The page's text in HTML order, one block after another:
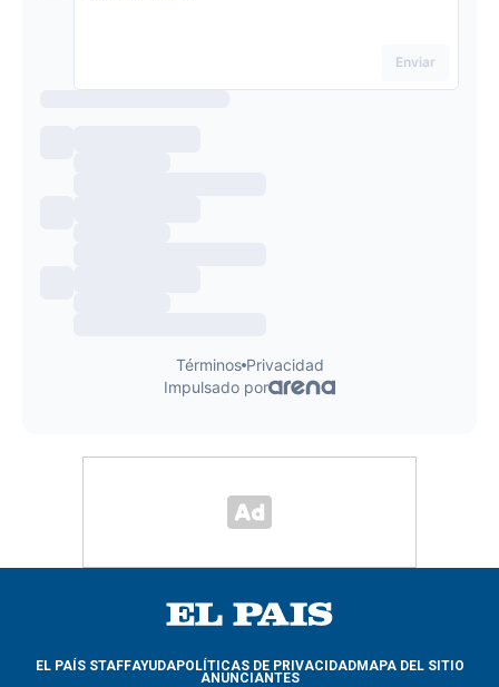
EL PAÍS STAFFAYUDAPOLÍTICAS DE PRIVACIDADMAPA DEL SITIO
ANUNCIANTES